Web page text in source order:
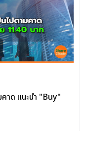
คาด แนะนำ "Buy"